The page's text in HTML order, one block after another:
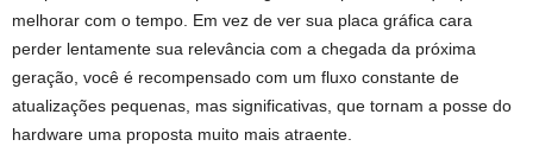
melhorar com o tempo. Em vez de ver sua placa gráfica cara
perder lentamente sua relevância com a chegada da próxima
geração, você é recompensado com um fluxo constante de
atualizações pequenas, mas significativas, que tornam a posse do
hardware uma proposta muito mais atraente.